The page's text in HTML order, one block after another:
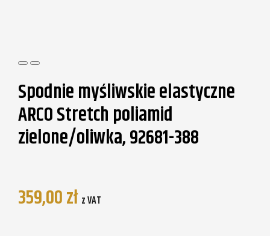
Spodnie myśliwskie elastyczne
ARCO Stretch poliamid
zielone/oliwka, 92681-388
359,00zł z VAT